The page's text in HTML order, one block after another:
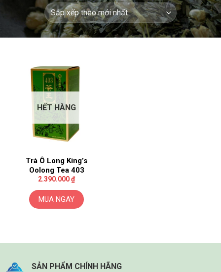
HẾT HÀNG
Trà Ô Long King’s
Oolong Tea 403
2.390.000₫
MUA NGAY
SẢN PHẨM CHÍNH HÃNG